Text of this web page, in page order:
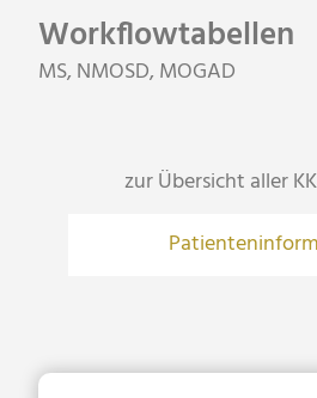
Workflowtabellen
MS, NMOSD, MOGAD
zur Übersicht aller